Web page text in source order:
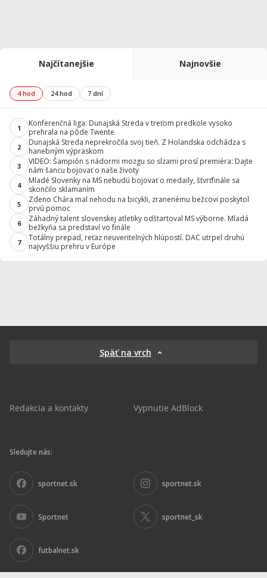
Najčítanejšie Najnovšie
4 hod 24 hod 7 dní
1
Konferenčná liga: Dunajská Streda v treťom predkole vysoko
prehrala na pôde Twente
2
Dunajská Streda neprekročila svoj tieň. Z Holandska odchádza s
hanebným výpraskom
3
VIDEO: Šampión s nádormi mozgu so slzami prosí premiéra: Dajte
nám šancu bojovať o naše životy
4
Mladé Slovenky na MS nebudú bojovať o medaily, štvrťfinále sa
skončilo sklamaním
5
Zdeno Chára mal nehodu na bicykli, zranenému bežcovi poskytol
prvú pomoc
6
Záhadný talent slovenskej atletiky odštartoval MS výborne. Mladá
bežkyňa sa predstaví vo finále
7
Totálny prepad, reťaz neuveriteľných hlúpostí. DAC utrpel druhú
najvyššiu prehru v Európe
Späť na vrch
Redakcia a kontakty Vypnutie AdBlock
Sledujte nás:
sportnet.sk sportnet.sk
Sportnet sportnet_sk
futbalnet.sk